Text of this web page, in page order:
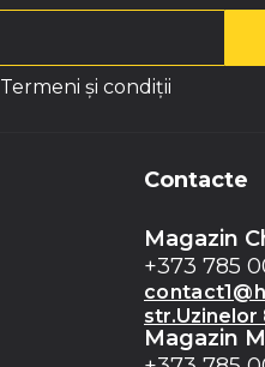
Termeni și condiții
Contacte
Magazin
+373 785
str.Uzinelor
Magazin